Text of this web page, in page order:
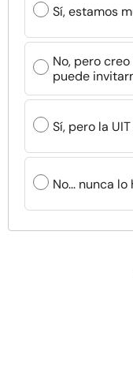
Sí, estamos
No, pero
puede
Sí, pero la
No... nunca